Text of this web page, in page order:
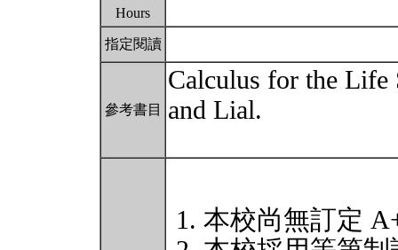
Hours
指定閱讀
參考書目
Calculus for the Life
and Lial.
本校尚無訂定